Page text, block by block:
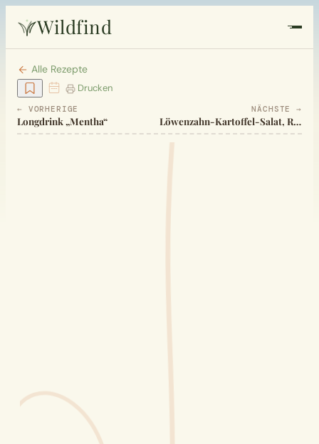
Wildfind
Startseite
Pflanzen
Blüten-Finder
Alle Rezepte
Drucken
← VORHERIGE
Longdrink „Mentha“
NÄCHSTE →
Löwenzahn-Kartoffel-Salat, Röhrlsalat